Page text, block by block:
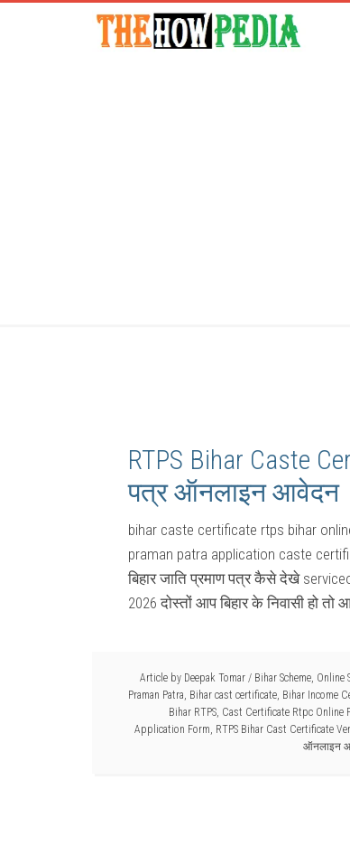
RTPS Bihar Caste
पत्र ऑनलाइन आवेदन
bihar caste certificate rtps bihar
praman patra application caste
बिहार जाति प्रमाण पत्र कैसे देखे
2026 दोस्तों आप बिहार के निवासी हो तो
Article by Deepak Tomar / Bihar Scheme, Online
Praman Patra, Bihar cast certificate, Bihar Income
Bihar RTPS, Cast Certificate Rtpc Online
Application Form, RTPS Bihar Cast Certificate
ऑनलाइन